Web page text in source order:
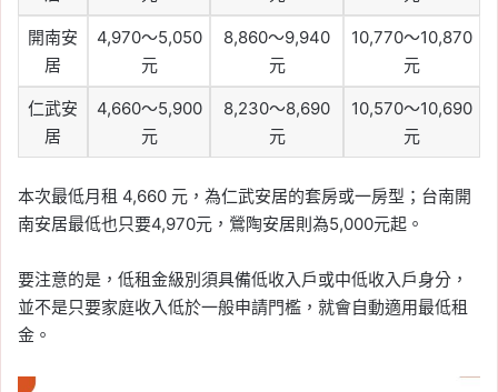
開南安
居
4,970～5,050
元
8,860～9,940
元
10,770～10,870
元
仁武安
居
4,660～5,900
元
8,230～8,690
元
10,570～10,690
元
本次最低月租 4,660 元，為仁武安居的套房或一房型；台南開
南安居最低也只要4,970元，鶯陶安居則為5,000元起。
要注意的是，低租金級別須具備低收入戶或中低收入戶身分，
並不是只要家庭收入低於一般申請門檻，就會自動適用最低租
金。